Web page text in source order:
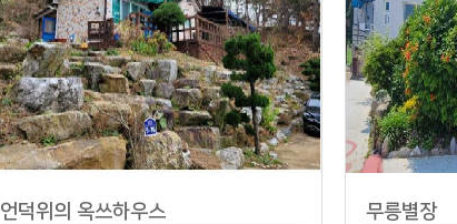
언덕위의 옥쓰하우스 무릉별장